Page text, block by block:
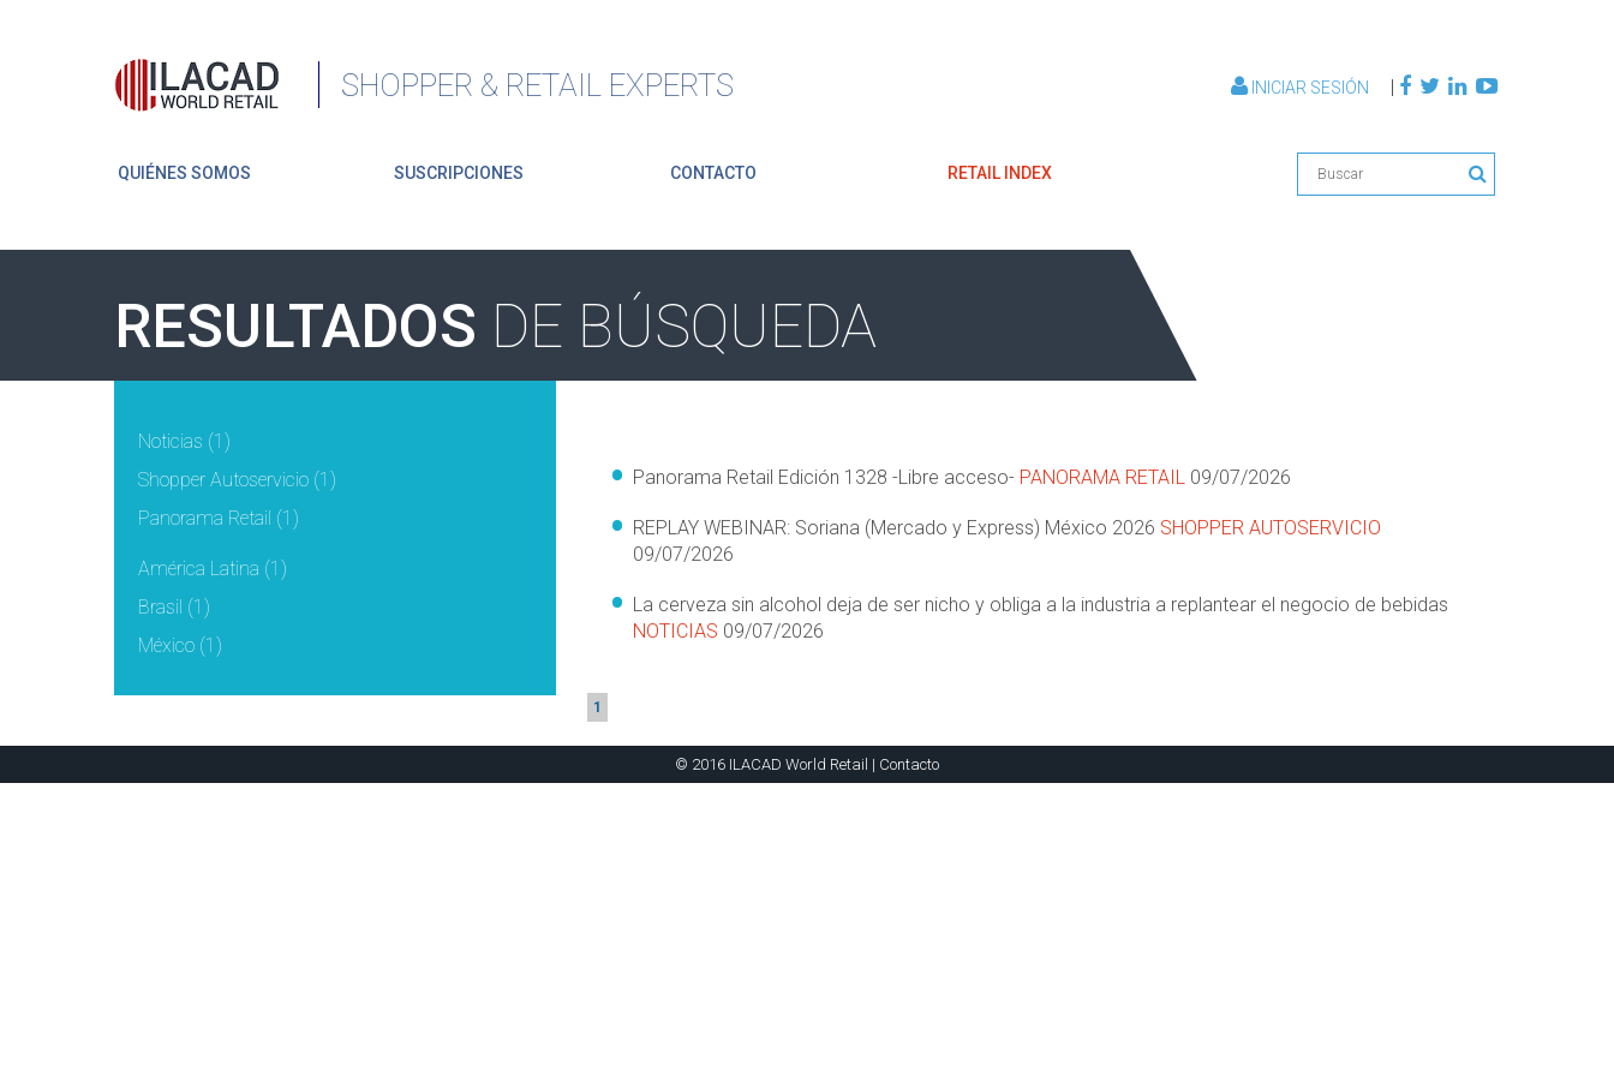
SHOPPER & RETAIL EXPERTS INICIAR SESIÓN |
QUIÉNES SOMOS SUSCRIPCIONES CONTACTO RETAIL INDEX
RESULTADOS DE BÚSQUEDA
Noticias (1)
Shopper Autoservicio(1)
Panorama Retail (1)
América Latina (1)
Brasil (1)
México(1)
Panorama Retail Edición 1328 -Libre acceso- PANORAMA RETAIL 09/07/2026
REPLAY WEBINAR: Soriana (Mercado y Express) México 2026 SHOPPER AUTOSERVICIO
09/07/2026
La cerveza sin alcohol deja de ser nicho y obliga a la industria a replantear el negocio de bebidas
NOTICIAS 09/07/2026
1
© 2016 ILACAD World Retail | Contacto